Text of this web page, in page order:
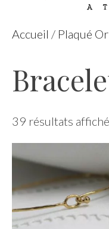
Accueil / Plaqué Or
39 résultats